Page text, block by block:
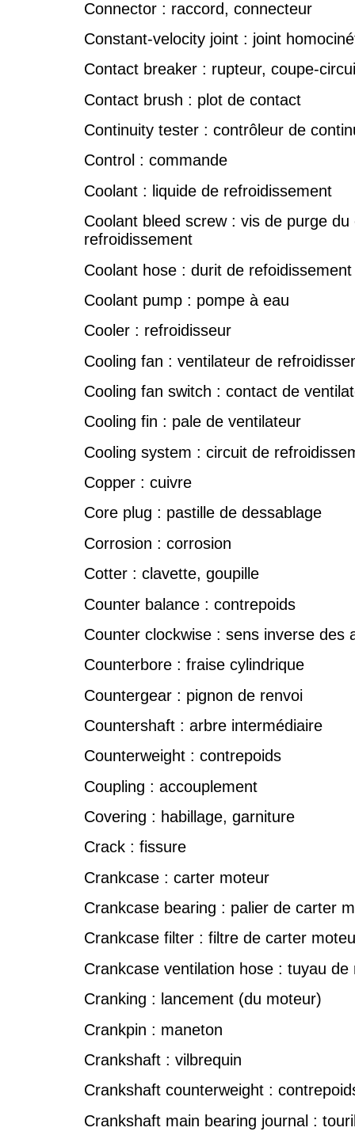
Connector : raccord, connecteur
Constant-velocity joint : joint
Contact breaker : rupteur, coupe-
Contact brush : plot de contact
Continuity tester : contrôleur de
Control : commande
Coolant : liquide de refroidissement
Coolant bleed screw : vis de purge du
refroidissement
Coolant hose : durit de refoidissement
Coolant pump : pompe à eau
Cooler : refroidisseur
Cooling fan : ventilateur de
Cooling fan switch : contact de
Cooling fin : pale de ventilateur
Cooling system : circuit de
Copper : cuivre
Core plug : pastille de dessablage
Corrosion : corrosion
Cotter : clavette, goupille
Counter balance : contrepoids
Counter clockwise : sens inverse des
Counterbore : fraise cylindrique
Countergear : pignon de renvoi
Countershaft : arbre intermédiaire
Counterweight : contrepoids
Coupling : accouplement
Covering : habillage, garniture
Crack : fissure
Crankcase : carter moteur
Crankcase bearing : palier de carter
Crankcase filter : filtre de carter
Crankcase ventilation hose : tuyau de
Cranking : lancement (du moteur)
Crankpin : maneton
Crankshaft : vilbrequin
Crankshaft counterweight :
Crankshaft main bearing journal :